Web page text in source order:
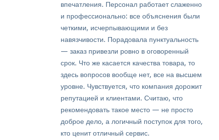
впечатления. Персонал работает слаженно
и профессионально: все объяснения были
четкими, исчерпывающими и без
навязчивости. Порадовала пунктуальность
— заказ привезли ровно в оговоренный
срок. Что же касается качества товара, то
здесь вопросов вообще нет, все на высшем
уровне. Чувствуется, что компания дорожит
репутацией и клиентами. Считаю, что
рекомендовать такое место — не просто
доброе дело, а логичный поступок для того,
кто ценит отличный сервис.